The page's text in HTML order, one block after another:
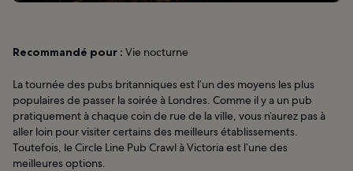
Recommandé pour : Vie nocturne
La tournée des pubs britanniques est l’un des moyens les plus
populaires de passer la soirée à Londres. Comme il y a un pub
pratiquement à chaque coin de rue de la ville, vous n’aurez pas à
aller loin pour visiter certains des meilleurs établissements.
Toutefois, le Circle Line Pub Crawl à Victoria est l’une des
meilleures options.